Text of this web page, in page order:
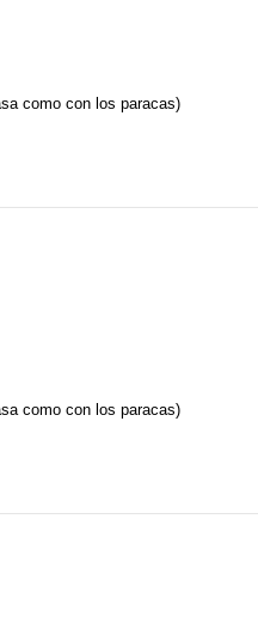
como con los paracas)
como con los paracas)